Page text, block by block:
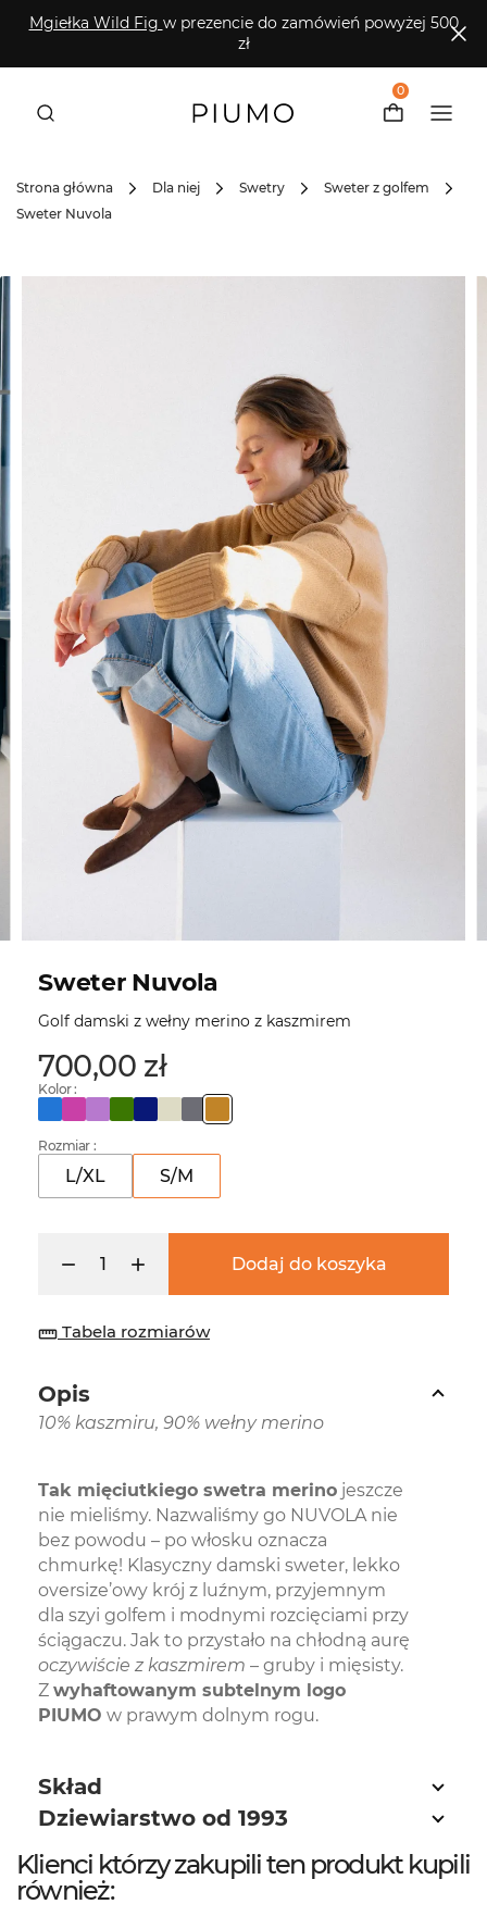
Mgiełka Wild Fig w prezencie do zamówień powyżej 500
zł
0
Strona główna Dla niej Swetry
Sweter z golfem
Sweter Nuvola
Sweter Nuvola
Golf damski z wełny merino z kaszmirem
700,00 zł
Kolor :
Rozmiar :
L/XL S/M
Dodaj do koszyka
straighten Tabela rozmiarów
Opis
10% kaszmiru, 90% wełny merino
Tak mięciutkiego swetra merino jeszcze
nie mieliśmy. Nazwaliśmy go NUVOLA nie
bez powodu – po włosku oznacza
chmurkę! Klasyczny damski sweter, lekko
oversize’owy krój z luźnym, przyjemnym
dla szyi golfem i modnymi rozcięciami przy
ściągaczu. Jak to przystało na chłodną aurę
oczywiście z kaszmirem – gruby i mięsisty.
Z wyhaftowanym subtelnym logo
PIUMO w prawym dolnym rogu.
Skład
Dziewiarstwo od 1993
Klienci którzy zakupili ten produkt kupili
również: